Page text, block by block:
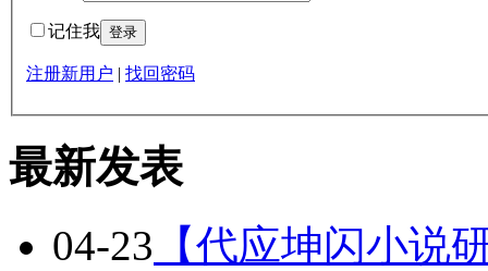
记住我
注册新用户 | 找回密码
最新发表
04-23 【代应坤闪小说